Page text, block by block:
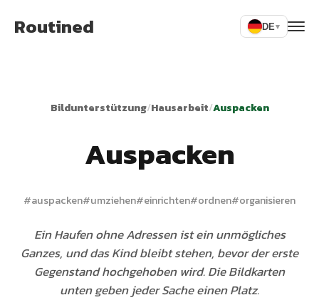
Routined DE▾
Bildunterstützung/Hausarbeit/Auspacken
Auspacken
#auspacken#umziehen#einrichten#ordnen#organisieren
Ein Haufen ohne Adressen ist ein unmögliches
Ganzes, und das Kind bleibt stehen, bevor der erste
Gegenstand hochgehoben wird. Die Bildkarten
unten geben jeder Sache einen Platz.